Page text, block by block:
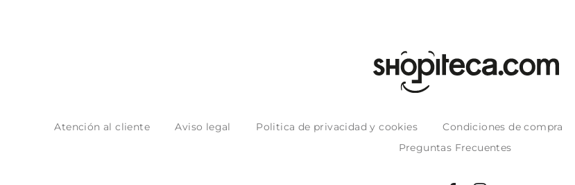
Atención al cliente Aviso legal Politica de privacidad y cookies Condiciones de compra
Preguntas Frecuentes